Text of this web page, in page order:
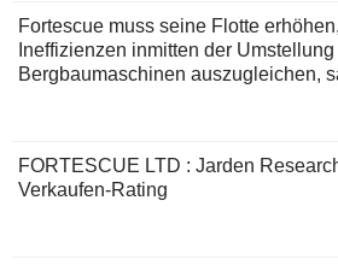
Fortescue muss seine Flotte
Ineffizienzen inmitten der
Bergbaumaschinen auszugleichen,
FORTESCUE LTD : Jarden
Verkaufen-Rating